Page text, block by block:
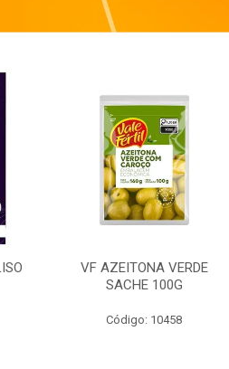
VF AZEITONA VERDE
SACHE 100G
Código: 10458